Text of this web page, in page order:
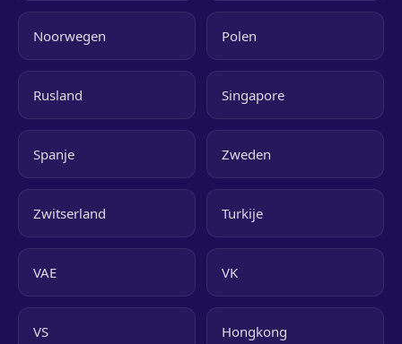
Noorwegen Polen
Rusland Singapore
Spanje Zweden
Zwitserland Turkije
VAE VK
VS Hongkong